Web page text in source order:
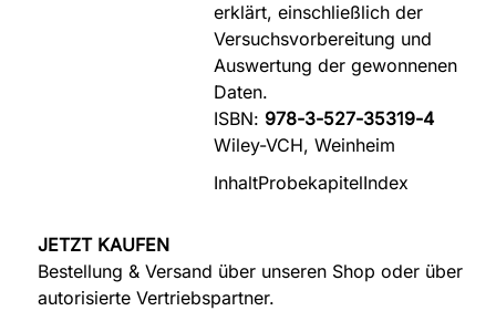
erklärt, einschließlich der
Versuchsvorbereitung und
Auswertung der gewonnenen
Daten.
ISBN: 978-3-527-35319-4
Wiley-VCH, Weinheim
InhaltProbekapitelIndex
JETZT KAUFEN
Bestellung & Versand über unseren Shop oder über
autorisierte Vertriebspartner.